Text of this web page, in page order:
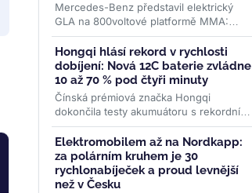
Mercedes-Benz představil elektrický
GLA na 800voltové platformě MMA:
dojezd až 657 km WLTP, nabíjení
výkonem 320 kW a plnění na 80 % za
22...>>
Hongqi hlásí rekord v rychlosti
dobíjení: Nová 12C baterie zvládne
10 až 70 % pod čtyři minuty
Čínská prémiová značka Hongqi
dokončila testy akumuátoru s rekordním
dobíjecím koeficientem 12C. Z 10 na 70
% kapacity se nabije za 3...>>
Elektromobilem až na Nordkapp:
za polárním kruhem je 30
rychlonabíječek a proud levnější
než v Česku